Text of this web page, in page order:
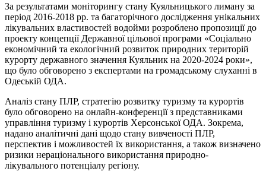
За результатами моніторингу стану Куяльницького лиману за
період 2016-2018 рр. та багаторічного дослідження унікальних
лікувальних властивостей водойми розроблено пропозиції до
проекту концепції Державної цільової програми «Соціально
економічний та екологічний розвиток природних територій
курорту державного значення Куяльник на 2020-2024 роки»,
що було обговорено з експертами на громадському слуханні в
Одеській ОДА.
Аналіз стану ПЛР, стратегію розвитку туризму та курортів
було обговорено на онлайн-конференції з представниками
управління туризму і курортів Херсонської ОДА. Зокрема,
надано аналітичні дані щодо стану вивченості ПЛР,
перспектив і можливостей їх використання, а також визначено
ризики нераціонального використання природно-
лікувального потенціалу регіону.